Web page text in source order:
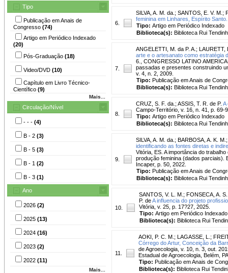
Tipo
Publicação em Anais de
Congresso (74)
Artigo em Periódico Indexado
(20)
Pós-Graduação (18)
Video/DVD (10)
Capítulo em Livro Técnico-
Científico (9)
Mais...
Circulação/Nível
- - - (4)
B - 2 (3)
B - 5 (3)
B - 1 (2)
B - 3 (1)
Ano
2026 (2)
2025 (13)
2024 (16)
2023 (2)
2022 (11)
Mais...
6.
SILVA, A. M. da. ; SANTOS, E. V. M. ;
feminina em Linhares, Espírito Santo.
Tipo: Artigo em Periódico Indexado
Biblioteca(s): Biblioteca Rui
7.
ANGELETTI, M. da P. A. ; LAURETT,
arte e o artesanato como estratégia
6., CONGRESSO LATINO
passadas e presentes construindo
v. 4, n. 2, 2009.
Tipo: Publicação em Anais de
Biblioteca(s): Biblioteca Rui
8.
CRUZ, S. F. da. ; ASSIS, T. R. de P. A
Campo-Território, v. 16, n. 41, p. 69-
Tipo: Artigo em Periódico Indexado
Biblioteca(s): Biblioteca Rui
9.
SILVA, A. M. da. ; BARBOSA, A. K. M.
identificando as fontes diretas e
Vitória, ES. A importância do
produção feminina (dados parciais).
Incaper, p. 50, 2022.
Tipo: Publicação em Anais de
Biblioteca(s): Biblioteca Rui
10.
SANTOS, V. L. M. ; FONSECA, A.
P. deA influencia do projeto
Vitória, v. 25, p. 17?27, 2025.
Tipo: Artigo em Periódico Indexado
Biblioteca(s): Biblioteca Rui
11.
AOKI, P. C. M. ; LAGASSE, L. ;
Córrego do Artur, Conceição da
de Agroecologia, v. 10, n. 3, out.
Estadual de Agroecologia, Belém,
Tipo: Publicação em Anais de
Biblioteca(s): Biblioteca Rui